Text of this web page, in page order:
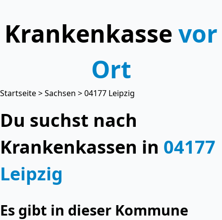
Krankenkasse vor
Ort
Startseite>Sachsen > 04177 Leipzig
Du suchst nach
Krankenkassen in 04177
Leipzig
Es gibt in dieser Kommune